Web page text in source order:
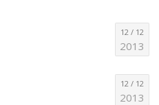
12 / 12
2013
12 / 12
2013